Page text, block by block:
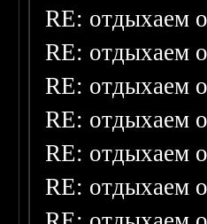
RE: отдыхаем
RE: отдыхаем
RE: отдыхаем
RE: отдыхаем
RE: отдыхаем
RE: отдыхаем